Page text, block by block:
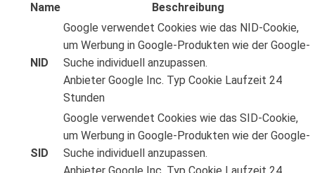
Name
Beschreibung
NID
Google verwendet Cookies wie das NID-Cookie,
um Werbung in Google-Produkten wie der Google-
Suche individuell anzupassen.
Anbieter Google Inc. Typ Cookie Laufzeit 24
Stunden
SID
Google verwendet Cookies wie das SID-Cookie,
um Werbung in Google-Produkten wie der Google-
Suche individuell anzupassen.